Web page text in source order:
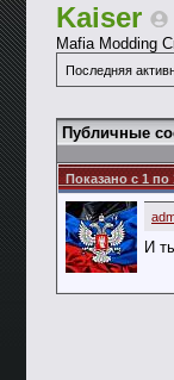
Kaiser
Mafia Modding
Последняя
Публичные
Показано с 1 по
И